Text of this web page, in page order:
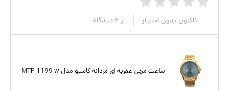
تاکنون بدون امتیاز از ۲ دیدگاه
ساعت مچی عقربه ای مردانه کاسیو مدل MTP 1199 w